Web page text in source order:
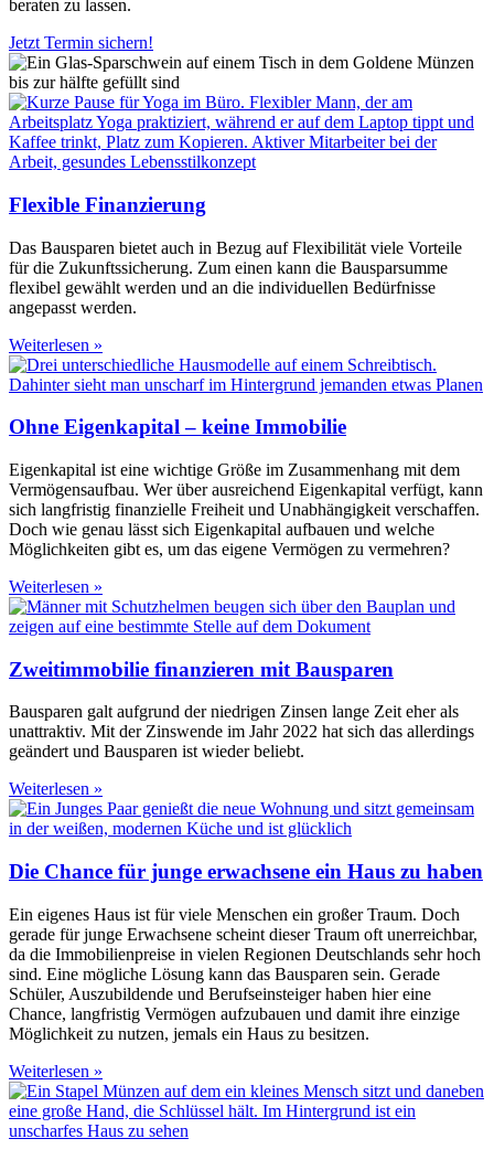
beraten zu lassen.
Jetzt Termin sichern!
Flexible Finanzierung
Das Bausparen bietet auch in Bezug auf Flexibilität viele Vorteile
für die Zukunftssicherung. Zum einen kann die Bausparsumme
flexibel gewählt werden und an die individuellen Bedürfnisse
angepasst werden.
Weiterlesen »
Ohne Eigenkapital – keine Immobilie
Eigenkapital ist eine wichtige Größe im Zusammenhang mit dem
Vermögensaufbau. Wer über ausreichend Eigenkapital verfügt, kann
sich langfristig finanzielle Freiheit und Unabhängigkeit verschaffen.
Doch wie genau lässt sich Eigenkapital aufbauen und welche
Möglichkeiten gibt es, um das eigene Vermögen zu vermehren?
Weiterlesen »
Zweitimmobilie finanzieren mit Bausparen
Bausparen galt aufgrund der niedrigen Zinsen lange Zeit eher als
unattraktiv. Mit der Zinswende im Jahr 2022 hat sich das allerdings
geändert und Bausparen ist wieder beliebt.
Weiterlesen »
Die Chance für junge erwachsene ein Haus zu haben
Ein eigenes Haus ist für viele Menschen ein großer Traum. Doch
gerade für junge Erwachsene scheint dieser Traum oft unerreichbar,
da die Immobilienpreise in vielen Regionen Deutschlands sehr hoch
sind. Eine mögliche Lösung kann das Bausparen sein. Gerade
Schüler, Auszubildende und Berufseinsteiger haben hier eine
Chance, langfristig Vermögen aufzubauen und damit ihre einzige
Möglichkeit zu nutzen, jemals ein Haus zu besitzen.
Weiterlesen »